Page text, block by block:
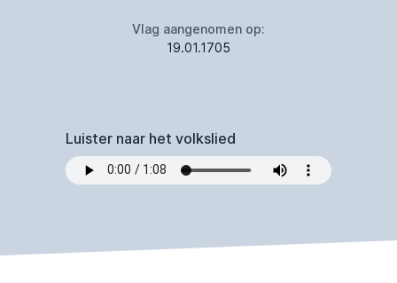
Vlag aangenomen op:
19.01.1705
Luister naar het volkslied